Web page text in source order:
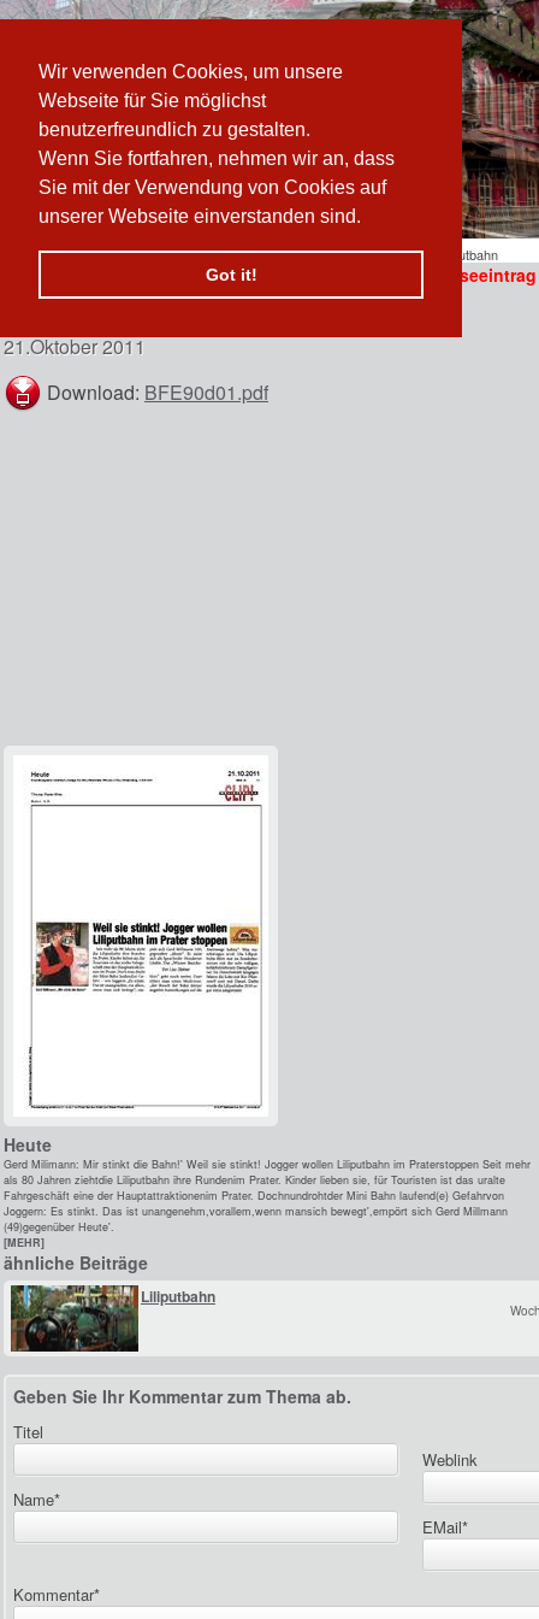
Wir verwenden Cookies, um unsere
Webseite für Sie möglichst
benutzerfreundlich zu gestalten.
Wenn Sie fortfahren, nehmen wir an, dass
Sie mit der Verwendung von Cookies auf
unserer Webseite einverstanden sind.
Got it!
sich vom
www.prater-archiv.at»Presse/2011/Oktober/Jogger wollen Liliputbahn
Presseeintrag
21.Oktober 2011
Download: BFE90d01.pdf
Heute
Gerd Milimann: Mir stinkt die Bahn!' Weil sie stinkt! Jogger wollen Liliputbahn im Praterstoppen Seit mehr
als 80 Jahren ziehtdie Liliputbahn ihre Rundenim Prater. Kinder lieben sie, für Touristen ist das uralte
Fahrgeschäft eine der Hauptattraktionenim Prater. Dochnundrohtder Mini Bahn laufend(e) Gefahrvon
Joggern: Es stinkt. Das ist unangenehm,vorallem,wenn mansich bewegt',empört sich Gerd Millmann
(49)gegenüber Heute'.
[MEHR]
ähnliche Beiträge
Liliputbahn
Geben Sie Ihr Kommentar zum Thema ab.
Titel
Weblink
Name*
EMail*
Kommentar*